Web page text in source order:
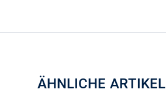
ÄHNLICHE ARTIKEL